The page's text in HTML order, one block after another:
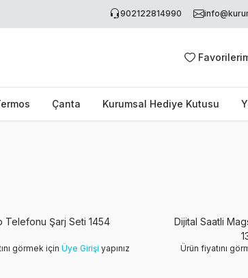
902122814990
Çanta Kurumsal Hediye Kutusu
Telefonu Şarj Seti 1454
görmek için Üye Girişi yapınız
Dijital Saatli
Ürün fiyatını